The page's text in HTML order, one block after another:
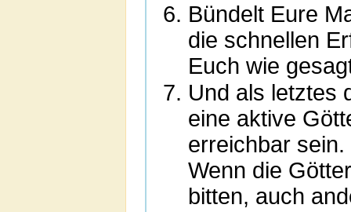
Bündelt Eure
die schnellen
Euch wie
Und als letztes
eine aktive
erreichbar
Wenn die
bitten, auch